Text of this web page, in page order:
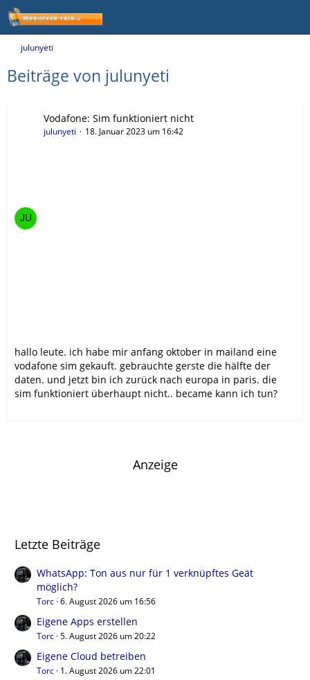
julunyeti
Beiträge von julunyeti
Vodafone: Sim funktioniert nicht
julunyeti 18. Januar 2023 um 16:42
hallo leute. ich habe mir anfang oktober in mailand eine
vodafone sim gekauft. gebrauchte gerste die hälfte der
daten. und jetzt bin ich zurück nach europa in paris. die
sim funktioniert überhaupt nicht.. became kann ich tun?
Anzeige
Letzte Beiträge
WhatsApp: Ton aus nur für 1 verknüpftes Geät
möglich?
Torc 6. August 2026 um 16:56
Eigene Apps erstellen
Torc 5. August 2026 um 20:22
Eigene Cloud betreiben
Torc 1. August 2026 um 22:01